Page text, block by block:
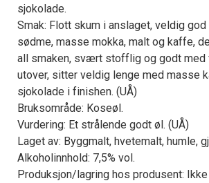
sjokolade.
Smak: Flott skum i anslaget, veldig
sødme, masse mokka, malt og kaffe,
all smaken, svært stofflig og godt
utover, sitter veldig lenge med masse
sjokolade i finishen. (UÅ)
Bruksområde: Koseøl.
Vurdering: Et strålende godt øl. (UÅ)
Laget av: Byggmalt, hvetemalt, humle,
Alkoholinnhold: 7,5% vol.
Produksjon/lagring hos produsent: